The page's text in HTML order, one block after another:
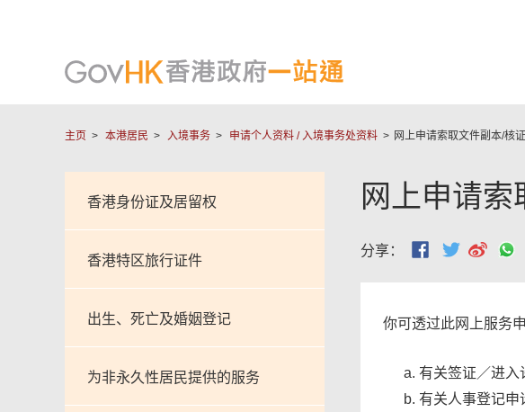
主页 本港居民 入境事务 申请个人资料 / 入境事务处资料 网上申请索取文件副本/核
香港身份证及居留权
香港特区旅行证件
出生、死亡及婚姻登记
为非永久性居民提供的服务
网上申请
分享：
你可透过此网上服务
有关签证／进入
有关人事登记申